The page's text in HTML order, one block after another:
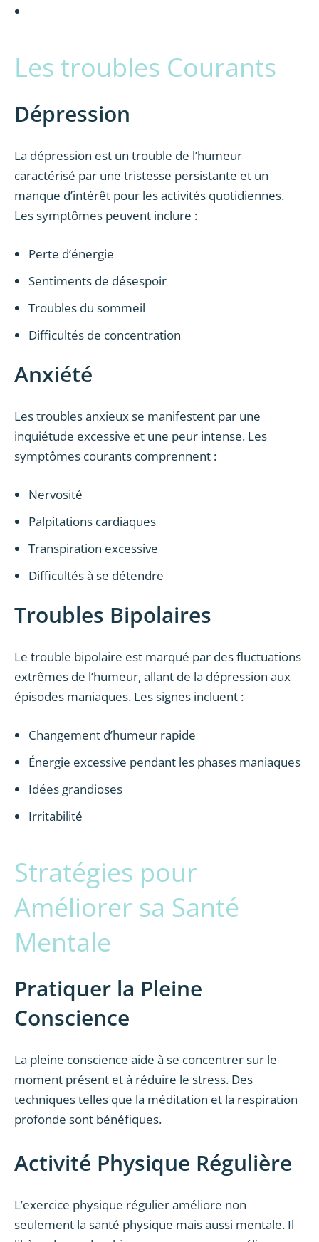
Les troubles Courants
Dépression
La dépression est un trouble de l’humeur
caractérisé par une tristesse persistante et un
manque d’intérêt pour les activités quotidiennes.
Les symptômes peuvent inclure :
Perte d’énergie
Sentiments de désespoir
Troubles du sommeil
Difficultés de concentration
Anxiété
Les troubles anxieux se manifestent par une
inquiétude excessive et une peur intense. Les
symptômes courants comprennent :
Nervosité
Palpitations cardiaques
Transpiration excessive
Difficultés à se détendre
Troubles Bipolaires
Le trouble bipolaire est marqué par des fluctuations
extrêmes de l’humeur, allant de la dépression aux
épisodes maniaques. Les signes incluent :
Changement d’humeur rapide
Énergie excessive pendant les phases maniaques
Idées grandioses
Irritabilité
Stratégies pour
Améliorer sa Santé
Mentale
Pratiquer la Pleine
Conscience
La pleine conscience aide à se concentrer sur le
moment présent et à réduire le stress. Des
techniques telles que la méditation et la respiration
profonde sont bénéfiques.
Activité Physique Régulière
L’exercice physique régulier améliore non
seulement la santé physique mais aussi mentale. Il